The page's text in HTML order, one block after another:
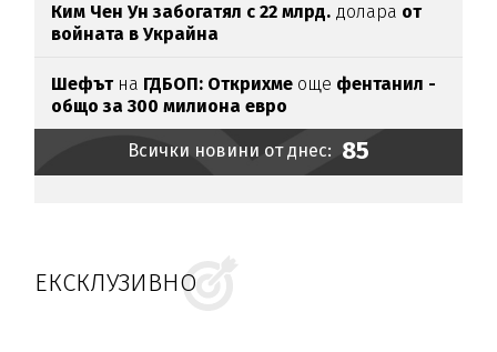
Ким Чен Ун забогатял с 22 млрд. долара от
войната в Украйна
Шефътна ГДБОП: Открихме още фентанил -
общо за 300 милиона евро
Всички новини от днес: 85
ЕКСКЛУЗИВНО